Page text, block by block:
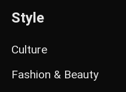
Style
Culture
Fashion & Beauty